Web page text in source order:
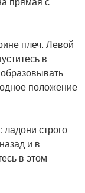
плеч. Левой
в
положение
строго
и в
в этом